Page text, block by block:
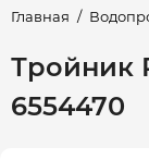
Главная
Тройник
6554470